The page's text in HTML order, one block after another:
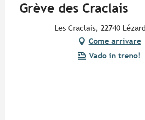
Grève des Craclais
Les Craclais, 22740
Come arrivare
Vado in treno!